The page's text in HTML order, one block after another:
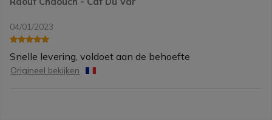
04/01/2023
Snelle levering, voldoet aan de behoefte
Origineel bekijken